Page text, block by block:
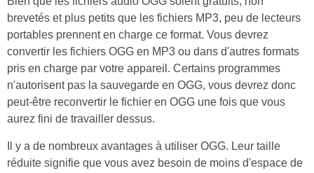
brevetés et plus petits que les fichiers MP3, peu de lecteurs
portables prennent en charge ce format. Vous devrez
convertir les fichiers OGG en MP3 ou dans d'autres formats
pris en charge par votre appareil. Certains programmes
n'autorisent pas la sauvegarde en OGG, vous devrez donc
peut-être reconvertir le fichier en OGG une fois que vous
aurez fini de travailler dessus.
Il y a de nombreux avantages à utiliser OGG. Leur taille
réduite signifie que vous avez besoin de moins d'espace de